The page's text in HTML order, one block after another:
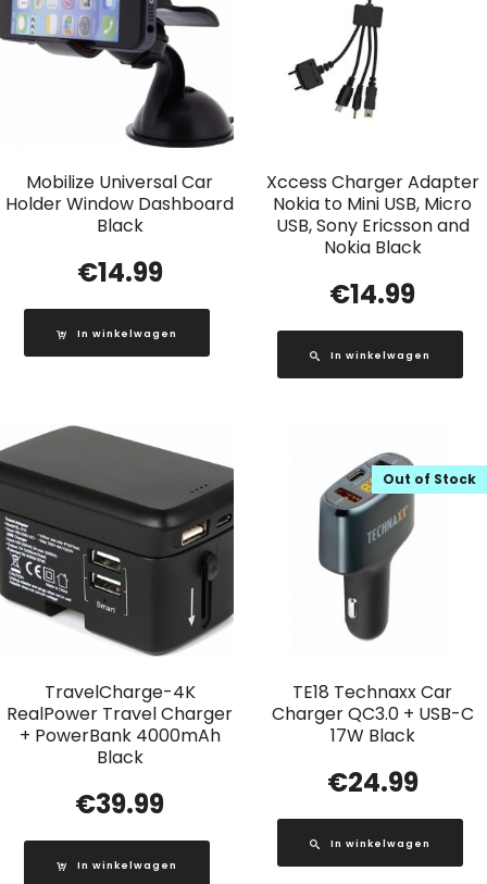
Mobilize Universal Car
Holder Window Dashboard
Black
€14.99
In winkelwagen
Xccess Charger Adapter
Nokia to Mini USB, Micro
USB, Sony Ericsson and
Nokia Black
€14.99
In winkelwagen
TravelCharge-4K
RealPower Travel Charger
+ PowerBank 4000mAh
Black
€39.99
In winkelwagen
TE18 Technaxx Car
Charger QC3.0 + USB-C
17W Black
Out of Stock
€24.99
In winkelwagen